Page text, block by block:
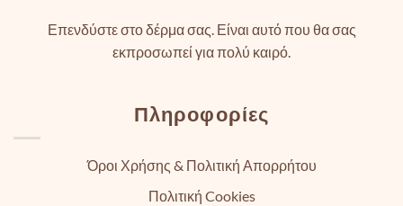
Επενδύστε στο δέρμα σας. Είναι αυτό που θα σας
εκπροσωπεί για πολύ καιρό.
Πληροφορίες
Όροι Χρήσης & Πολιτική Απορρήτου
Πολιτική Cookies